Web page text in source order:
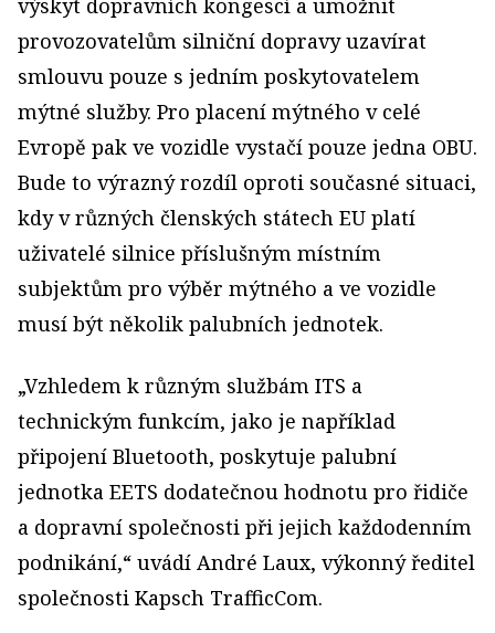
výskyt dopravních kongescí a umožnit
provozovatelům silniční dopravy uzavírat
smlouvu pouze s jedním poskytovatelem
mýtné služby. Pro placení mýtného v celé
Evropě pak ve vozidle vystačí pouze jedna OBU.
Bude to výrazný rozdíl oproti současné situaci,
kdy v různých členských státech EU platí
uživatelé silnice příslušným místním
subjektům pro výběr mýtného a ve vozidle
musí být několik palubních jednotek.
„Vzhledem k různým službám ITS a
technickým funkcím, jako je například
připojení Bluetooth, poskytuje palubní
jednotka EETS dodatečnou hodnotu pro řidiče
a dopravní společnosti při jejich každodenním
podnikání,“ uvádí André Laux, výkonný ředitel
společnosti Kapsch TrafficCom.